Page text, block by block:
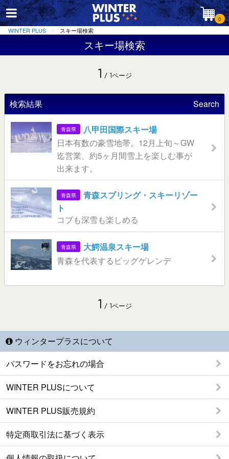
0
WINTER PLUS スキー場検索
スキー場検索
1 / 1ページ
検索結果 Search
青森県
八甲田国際スキー場
日本有数の豪雪地帯。12月上旬～GW
迄営業、約5ヶ月間雪上を楽しむ事が
出来ます。
青森県
青森スプリング・スキーリゾー
ト
コブも深雪も楽しめる
青森県
大鰐温泉スキー場
青森を代表するビッグゲレンデ
1 / 1ページ
ウィンタープラスについて
パスワードをお忘れの場合
WINTER PLUSについて
WINTER PLUS販売規約
特定商取引法に基づく表示